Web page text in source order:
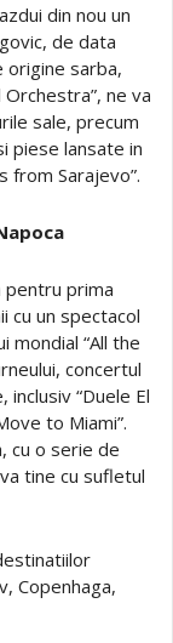
din nou un
de data
origine sarba,
ne va
sale, precum
piese lansate in
from Sarajevo”.
pentru prima
cu un spectacol
mondial “All the
concertul
“Duele El
to Miami”.
cu o serie de
tine cu sufletul
Copenhaga,